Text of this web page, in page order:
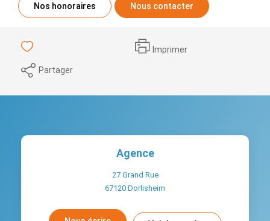
Nos honoraires Nous contacter
Imprimer
Partager
Agence
27 Grand Rue
67120 Dorlisheim